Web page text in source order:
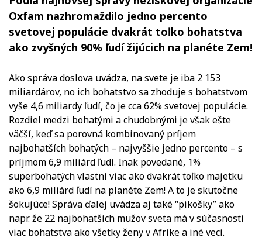
Oxfam nazhromaždilo jedno percento
svetovej populácie dvakrát toľko bohatstva
ako zvyšných 90% ľudí žijúcich na planéte Zem!
Ako správa doslova uvádza, na svete je iba 2 153
miliardárov, no ich bohatstvo sa zhoduje s bohatstvom
vyše 4,6 miliardy ľudí, čo je cca 62% svetovej populácie.
Rozdiel medzi bohatými a chudobnými je však ešte
väčší, keď sa porovná kombinovaný príjem
najbohatších bohatých – najvyššie jedno percento – s
príjmom 6,9 miliárd ľudí. Inak povedané, 1%
superbohatých vlastní viac ako dvakrát toľko majetku
ako 6,9 miliárd ľudí na planéte Zem! A to je skutočne
šokujúce! Správa ďalej uvádza aj také “pikošky” ako
napr. že 22 najbohatších mužov sveta má v súčasnosti
viac bohatstva ako všetky ženy v Afrike a iné veci.